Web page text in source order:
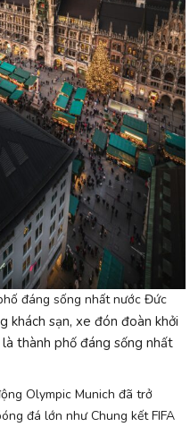
đáng sống nhất nước Đức
khách sạn, xe đón đoàn khởi
thành phố đáng sống nhất
Olympic Munich đã trở
đá lớn như Chung kết FIFA